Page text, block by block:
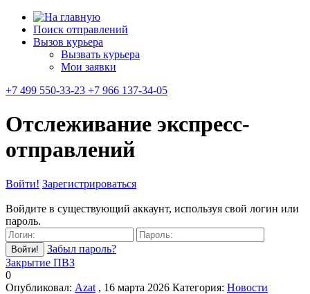
Поиск отправлений
Вызов курьера
Вызвать курьера
Мои заявки
+7 499 550-33-23 +7 966 137-34-05
Отслеживание экспресс-
отправлений
Войти! Зарегистрироваться
Войдите в существующий аккаунт, используя свой логин или
пароль.
Забыл пароль?
Закрытие ПВЗ
0
Опубликовал: Azat , 16 марта 2026 Категория: Новости